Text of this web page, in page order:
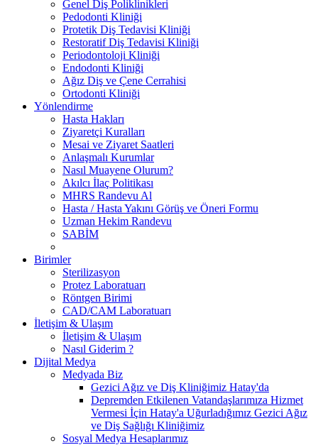
Genel Diş Poliklinikleri
Pedodonti Kliniği
Protetik Diş Tedavisi Kliniği
Restoratif Diş Tedavisi Kliniği
Periodontoloji Kliniği
Endodonti Kliniği
Ağız Diş ve Çene Cerrahisi
Ortodonti Kliniği
Yönlendirme
Hasta Hakları
Ziyaretçi Kuralları
Mesai ve Ziyaret Saatleri
Anlaşmalı Kurumlar
Nasıl Muayene Olurum?
Akılcı İlaç Politikası
MHRS Randevu Al
Hasta / Hasta Yakını Görüş ve Öneri Formu
Uzman Hekim Randevu
SABİM
Birimler
Sterilizasyon
Protez Laboratuarı
Röntgen Birimi
CAD/CAM Laboratuarı
İletişim & Ulaşım
İletişim & Ulaşım
Nasıl Giderim ?
Dijital Medya
Medyada Biz
Gezici Ağız ve Diş Kliniğimiz Hatay'da
Depremden Etkilenen Vatandaşlarımıza Hizmet
Vermesi İçin Hatay'a Uğurladığımız Gezici Ağız
ve Diş Sağlığı Kliniğimiz
Sosyal Medya Hesaplarımız